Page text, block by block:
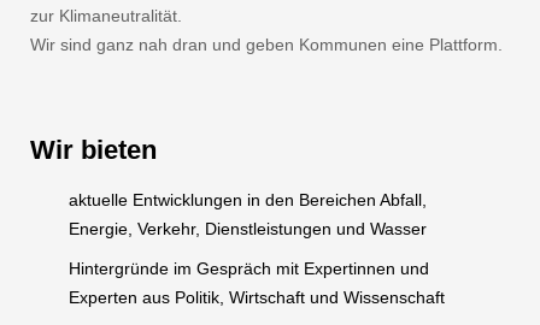
zur Klimaneutralität.
Wir sind ganz nah dran und geben Kommunen eine Plattform.
Wir bieten
aktuelle Entwicklungen in den Bereichen Abfall,
Energie, Verkehr, Dienstleistungen und Wasser
Hintergründe im Gespräch mit Expertinnen und
Experten aus Politik, Wirtschaft und Wissenschaft